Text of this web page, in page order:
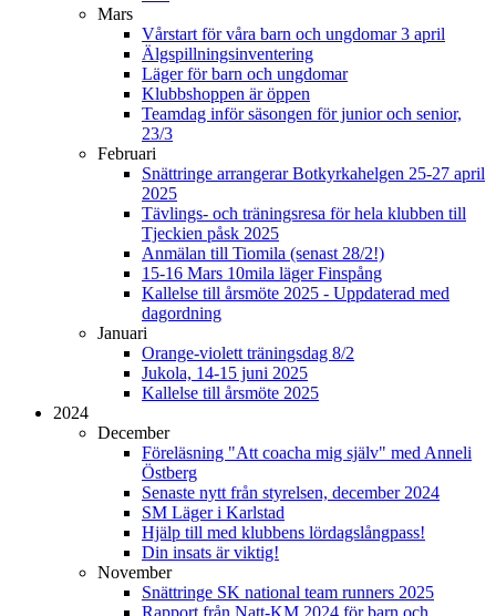
Mars
Vårstart för våra barn och ungdomar 3 april
Älgspillningsinventering
Läger för barn och ungdomar
Klubbshoppen är öppen
Teamdag inför säsongen för junior och senior,
23/3
Februari
Snättringe arrangerar Botkyrkahelgen 25-27 april
2025
Tävlings- och träningsresa för hela klubben till
Tjeckien påsk 2025
Anmälan till Tiomila (senast 28/2!)
15-16 Mars 10mila läger Finspång
Kallelse till årsmöte 2025 - Uppdaterad med
dagordning
Januari
Orange-violett träningsdag 8/2
Jukola, 14-15 juni 2025
Kallelse till årsmöte 2025
2024
December
Föreläsning "Att coacha mig själv" med Anneli
Östberg
Senaste nytt från styrelsen, december 2024
SM Läger i Karlstad
Hjälp till med klubbens lördagslångpass!
Din insats är viktig!
November
Snättringe SK national team runners 2025
Rapport från Natt-KM 2024 för barn och